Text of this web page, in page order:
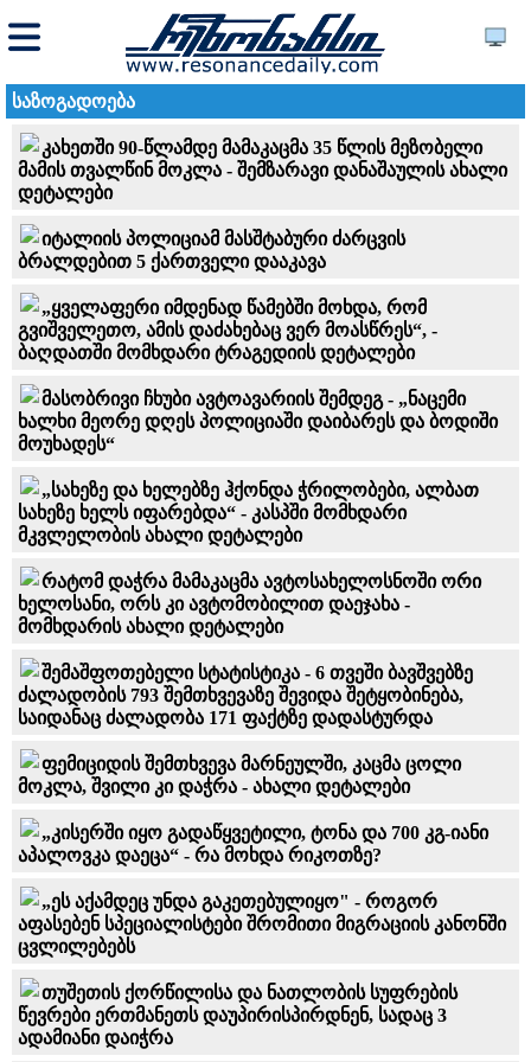
საზოგადოება
კახეთში 90-წლამდე მამაკაცმა 35 წლის მეზობელი
მამის თვალწინ მოკლა - შემზარავი დანაშაულის ახალი
დეტალები
იტალიის პოლიციამ მასშტაბური ძარცვის
ბრალდებით 5 ქართველი დააკავა
„ყველაფერი იმდენად წამებში მოხდა, რომ
გვიშველეთო, ამის დაძახებაც ვერ მოასწრეს“, -
ბაღდათში მომხდარი ტრაგედიის დეტალები
მასობრივი ჩხუბი ავტოავარიის შემდეგ - „ნაცემი
ხალხი მეორე დღეს პოლიციაში დაიბარეს და ბოდიში
მოუხადეს“
„სახეზე და ხელებზე ჰქონდა ჭრილობები, ალბათ
სახეზე ხელს იფარებდა“ - კასპში მომხდარი
მკვლელობის ახალი დეტალები
რატომ დაჭრა მამაკაცმა ავტოსახელოსნოში ორი
ხელოსანი, ორს კი ავტომობილით დაეჯახა -
მომხდარის ახალი დეტალები
შემაშფოთებელი სტატისტიკა - 6 თვეში ბავშვებზე
ძალადობის 793 შემთხვევაზე შევიდა შეტყობინება,
საიდანაც ძალადობა 171 ფაქტზე დადასტურდა
ფემიციდის შემთხვევა მარნეულში, კაცმა ცოლი
მოკლა, შვილი კი დაჭრა - ახალი დეტალები
„კისერში იყო გადაწყვეტილი, ტონა და 700 კგ-იანი
აპალოვკა დაეცა“ - რა მოხდა რიკოთზე?
„ეს აქამდეც უნდა გაკეთებულიყო" - როგორ
აფასებენ სპეციალისტები შრომითი მიგრაციის კანონში
ცვლილებებს
თუშეთის ქორწილისა და ნათლობის სუფრების
წევრები ერთმანეთს დაუპირისპირდნენ, სადაც 3
ადამიანი დაიჭრა